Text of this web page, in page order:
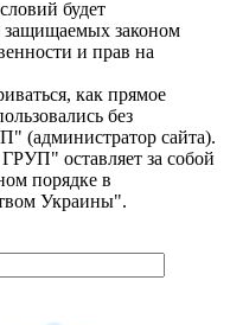
будет
защищаемых законом
и прав на
как прямое
без
(администратор сайта).
оставляет за собой
порядке в
Украины".